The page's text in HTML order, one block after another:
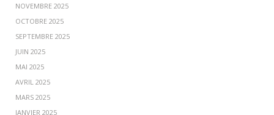
NOVEMBRE 2025
OCTOBRE 2025
SEPTEMBRE 2025
JUIN 2025
MAI 2025
AVRIL 2025
MARS 2025
JANVIER 2025